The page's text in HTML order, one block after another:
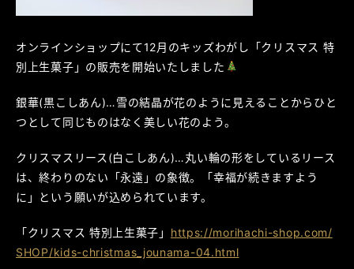
オンラインショップにて12月のキッズわがし「クリスマス 特
別上生菓子」の販売を開始いたしました
銀華(黒こしあん)…雪の結晶が花のように見えることからひと
つとして同じものはなく美しい花のよう。
クリスマスリース(白こしあん)…丸い輪の形をしているリース
は、終わりのない「永遠」の象徴。「幸福が続きますよう
に」という願いが込められています。
「クリスマス 特別上生菓子」 https://morihachi-shop.com/
SHOP/kids-christmas_jounama-04.html